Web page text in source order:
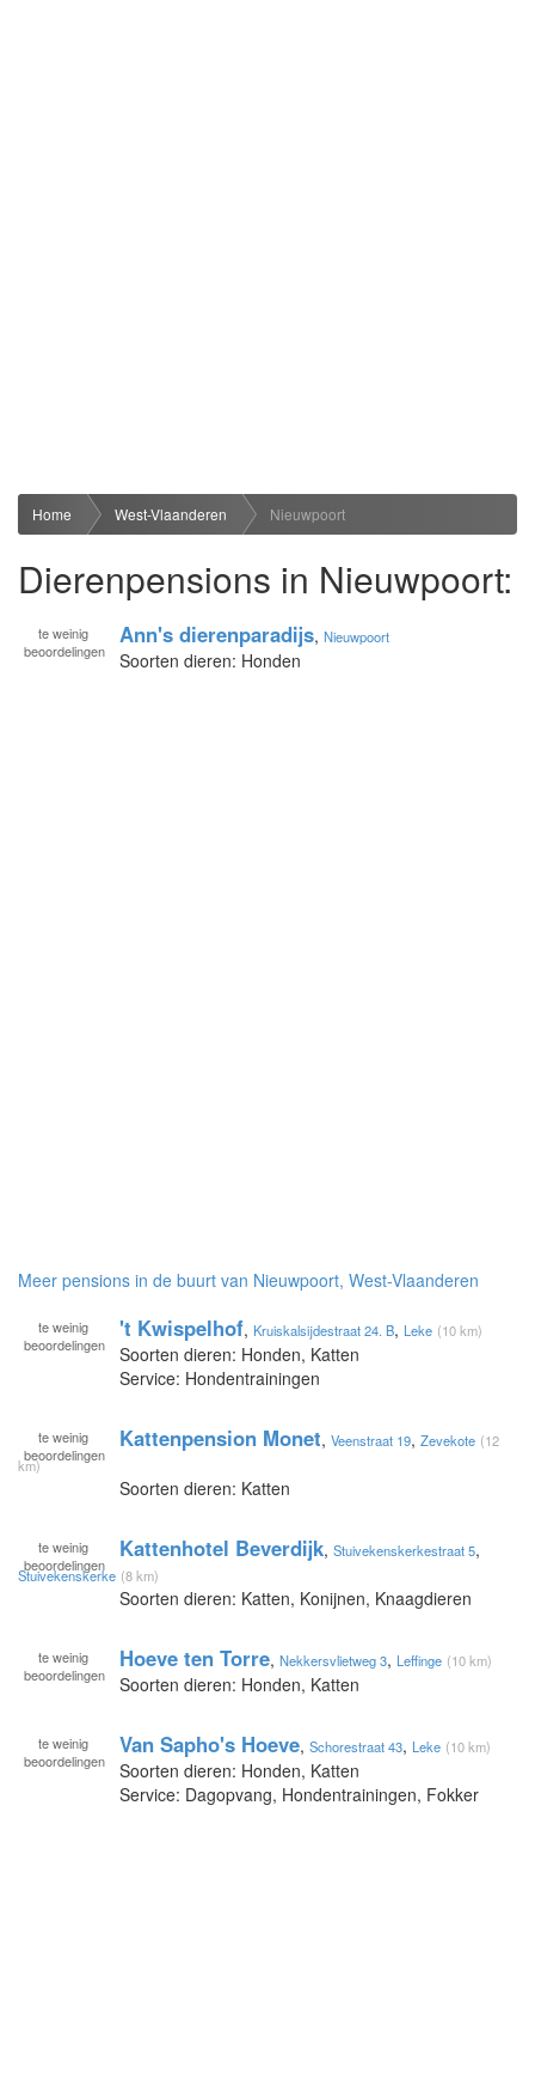
Home West-Vlaanderen Nieuwpoort
Dierenpensions in Nieuwpoort:
te weinig
beoordelingen
Ann's dierenparadijs, Nieuwpoort
Soorten dieren: Honden
Meer pensions in de buurt van Nieuwpoort, West-Vlaanderen
te weinig
beoordelingen
't Kwispelhof, Kruiskalsijdestraat 24. B, Leke (10 km)
Soorten dieren: Honden, Katten
Service: Hondentrainingen
te weinig
beoordelingen
Kattenpension Monet, Veenstraat 19, Zevekote (12
km)
Soorten dieren: Katten
te weinig
beoordelingen
Kattenhotel Beverdijk, Stuivekenskerkestraat 5,
Stuivekenskerke (8 km)
Soorten dieren: Katten, Konijnen, Knaagdieren
te weinig
beoordelingen
Hoeve ten Torre, Nekkersvlietweg 3, Leffinge (10 km)
Soorten dieren: Honden, Katten
te weinig
beoordelingen
Van Sapho's Hoeve, Schorestraat 43, Leke (10 km)
Soorten dieren: Honden, Katten
Service: Dagopvang, Hondentrainingen, Fokker